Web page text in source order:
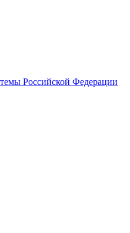
Российской Федерации